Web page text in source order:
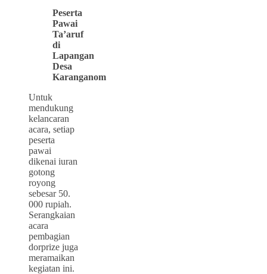
Peserta
Pawai
Ta’aruf
di
Lapangan
Desa
Karanganom
Untuk
mendukung
kelancaran
acara, setiap
peserta
pawai
dikenai iuran
gotong
royong
sebesar 50.
000 rupiah.
Serangkaian
acara
pembagian
dorprize juga
meramaikan
kegiatan ini.